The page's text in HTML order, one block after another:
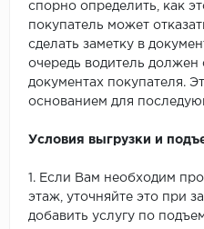
спорно определить, как
покупатель может
сделать заметку в
очередь водитель должен
документах покупателя.
основанием для
Условия выгрузки и
1. Если Вам необходим
этаж, уточняйте это при
добавить услугу по